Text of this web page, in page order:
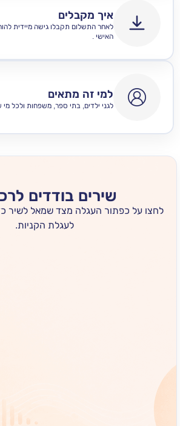
איך מקבלים
לאחר התשלום תקבלו גישה מיידית להורדת כל
למי זה מתאים
לגני ילדים, בתי ספר, משפחות ולכל מי שאוהב שירים
שירים בודדים לרכישה
כפתור העגלה מצד שמאל לשיר כדי להוסיף
לעגלת הקניות.